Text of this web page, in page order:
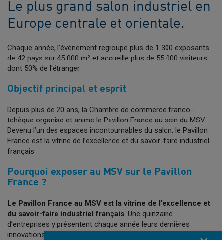
Le plus grand salon industriel en
Europe centrale et orientale.
Chaque année, l’événement regroupe plus de 1 300 exposants
de 42 pays sur 45 000 m² et accueille plus de 55 000 visiteurs
dont 50% de l'étranger.
Objectif principal et esprit
Depuis plus de 20 ans, la Chambre de commerce franco-
tchèque organise et anime le Pavillon France au sein du MSV.
Devenu l’un des espaces incontournables du salon, le Pavillon
France est la vitrine de l’excellence et du savoir-faire industriel
français
Pourquoi exposer au MSV sur le Pavillon
France ?
Le Pavillon France au MSV est la vitrine de l’excellence et
du savoir-faire industriel français. Une quinzaine
d’entreprises y présentent chaque année leurs dernières
innovations et incarnent l’excellence française dans le domaine